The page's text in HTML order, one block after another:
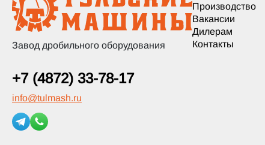
Завод дробильного оборудования
+7 (4872) 33-78-17
info@tulmash.ru
Производство
Вакансии
Дилерам
Контакты